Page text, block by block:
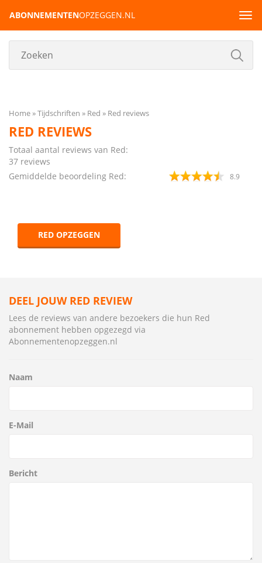
ABONNEMENTENOPZEGGEN.NL
Home Tijdschriften Red Red reviews
RED REVIEWS
Totaal aantal reviews van Red:
37 reviews
Gemiddelde beoordeling Red:
8.9
RED OPZEGGEN
DEEL JOUW RED REVIEW
Lees de reviews van andere bezoekers die hun Red
abonnement hebben opgezegd via
Abonnementenopzeggen.nl
Naam
E-Mail
Bericht